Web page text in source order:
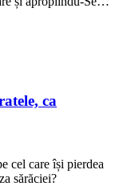
ca
cel care își pierdea
sărăciei?